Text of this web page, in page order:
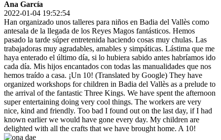
Ana García
2022-01-04 19:52:54
Han organizado unos talleres para niños en Badia del Vallès como
antesala de la llegada de los Reyes Magos fantásticos. Hemos
pasado la tarde súper entretenida haciendo cosas muy chulas. Las
trabajadoras muy agradables, amables y simpáticas. Lástima que me
haya enterado el último día, si lo hubiera sabido antes habríamos ido
cada día. Mis hijos encantados con todas las manualidades que nos
hemos traído a casa. ¡Un 10! (Translated by Google) They have
organized workshops for children in Badia del Vallès as a prelude to
the arrival of the fantastic Three Kings. We have spent the afternoon
super entertaining doing very cool things. The workers are very
nice, kind and friendly. Too bad I found out on the last day, if I had
known earlier we would have gone every day. My children are
delighted with all the crafts that we have brought home. A 10!